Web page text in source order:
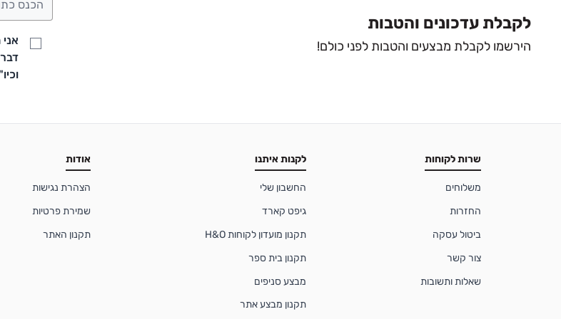
לקבלת עדכונים והטבות
הירשמו לקבלת מבצעים והטבות לפני כולם!
שרות לקוחות
משלוחים
החזרות
ביטול עסקה
צור קשר
שאלות ותשובות
לקנות איתנו
החשבון שלי
גיפט קארד
תקנון מועדון לקוחות H&O
תקנון בית ספר
מבצע סניפים
תקנון מבצע אתר
אודות
הצהרת נגישות
שמירת פרטיות
תקנון האתר